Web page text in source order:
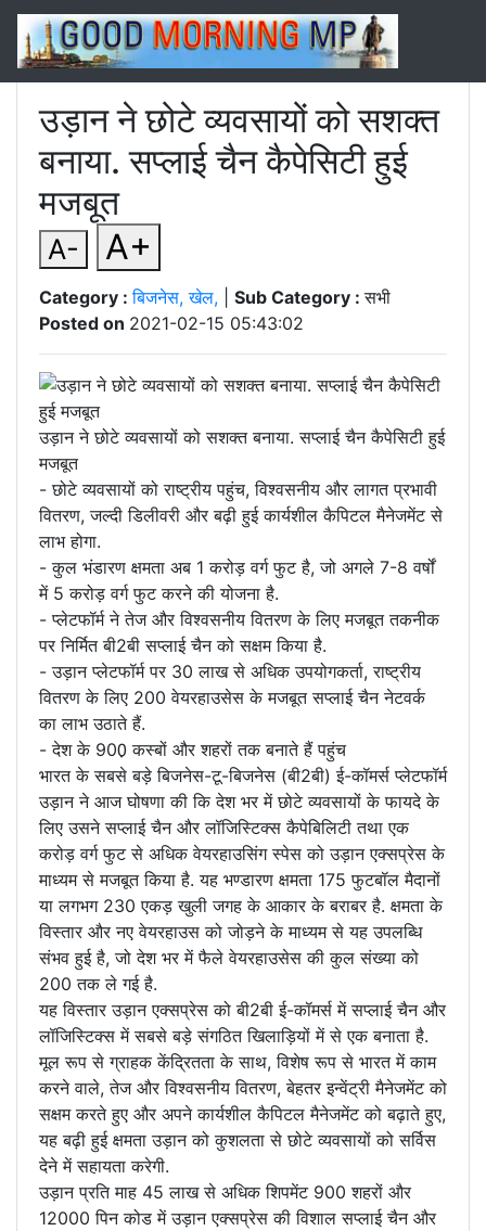
उड़ान ने छोटे व्यवसायों को सशक्त
बनाया. सप्लाई चैन कैपेसिटी हुई
मजबूत
A- A+
Category :बिजनेस, खेल, Sub Category :सभी
Posted on 2021-02-15 05:43:02
उड़ान ने छोटे व्यवसायों को सशक्त बनाया. सप्लाई चैन कैपेसिटी हुई
मजबूत
- छोटे व्यवसायों को राष्ट्रीय पहुंच, विश्वसनीय और लागत प्रभावी
वितरण, जल्दी डिलीवरी और बढ़ी हुई कार्यशील कैपिटल मैनेजमेंट से
लाभ होगा.
- कुल भंडारण क्षमता अब 1 करोड़ वर्ग फुट है, जो अगले 7-8 वर्षों
में 5 करोड़ वर्ग फुट करने की योजना है.
- प्लेटफॉर्म ने तेज और विश्वसनीय वितरण के लिए मजबूत तकनीक
पर निर्मित बी2बी सप्लाई चैन को सक्षम किया है.
- उड़ान प्लेटफॉर्म पर 30 लाख से अधिक उपयोगकर्ता, राष्ट्रीय
वितरण के लिए 200 वेयरहाउसेस के मजबूत सप्लाई चैन नेटवर्क
का लाभ उठाते हैं.
- देश के 900़ कस्बों और शहरों तक बनाते हैं पहुंच
भारत के सबसे बड़े बिजनेस-टू-बिजनेस (बी2बी) ई-कॉमर्स प्लेटफॉर्म
उड़ान ने आज घोषणा की कि देश भर में छोटे व्यवसायों के फायदे के
लिए उसने सप्लाई चैन और लॉजिस्टिक्स कैपेबिलिटी तथा एक
करोड़ वर्ग फुट से अधिक वेयरहाउसिंग स्पेस को उड़ान एक्सप्रेस के
माध्यम से मजबूत किया है. यह भण्डारण क्षमता 175 फुटबॉल मैदानों
या लगभग 230 एकड़ खुली जगह के आकार के बराबर है. क्षमता के
विस्तार और नए वेयरहाउस को जोड़ने के माध्यम से यह उपलब्धि
संभव हुई है, जो देश भर में फैले वेयरहाउसेस की कुल संख्या को
200 तक ले गई है.
यह विस्तार उड़ान एक्सप्रेस को बी2बी ई-कॉमर्स में सप्लाई चैन और
लॉजिस्टिक्स में सबसे बड़े संगठित खिलाड़ियों में से एक बनाता है.
मूल रूप से ग्राहक केंद्रितता के साथ, विशेष रूप से भारत में काम
करने वाले, तेज और विश्वसनीय वितरण, बेहतर इन्वेंट्री मैनेजमेंट को
सक्षम करते हुए और अपने कार्यशील कैपिटल मैनेजमेंट को बढ़ाते हुए,
यह बढ़ी हुई क्षमता उड़ान को कुशलता से छोटे व्यवसायों को सर्विस
देने में सहायता करेगी.
उड़ान प्रति माह 45 लाख से अधिक शिपमेंट 900 शहरों और
12000 पिन कोड में उड़ान एक्सप्रेस की विशाल सप्लाई चैन और